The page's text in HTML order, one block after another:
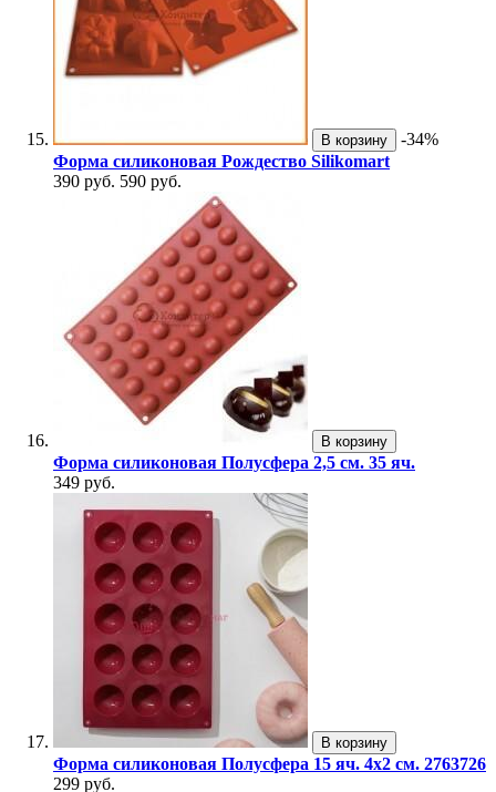
В корзину
-34%
Форма силиконовая Рождество Silikomart
390 руб. 590 руб.
В корзину
Форма силиконовая Полусфера 2,5 см. 35 яч.
349 руб.
В корзину
Форма силиконовая Полусфера 15 яч. 4х2 см. 2763726
299 руб.